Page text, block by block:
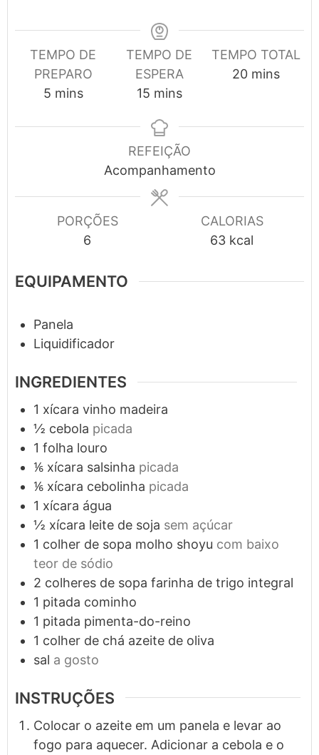
TEMPO DE
PREPARO
5minutes
mins
TEMPO DE
ESPERA
15minutes
mins
TEMPO TOTAL
20minutes
mins
REFEIÇÃO
Acompanhamento
PORÇÕES
6
CALORIAS
63 kcal
EQUIPAMENTO
Panela
Liquidificador
INGREDIENTES
1 xícara vinho madeira
½ cebola picada
1 folha louro
⅙ xícara salsinha picada
⅙ xícara cebolinha picada
1 xícara água
½ xícara leite de soja sem açúcar
1 colher de sopa molho shoyu com baixo
teor de sódio
2 colheres de sopa farinha de trigo integral
1 pitada cominho
1 pitada pimenta-do-reino
1 colher de chá azeite de oliva
sal a gosto
INSTRUÇÕES
Colocar o azeite em um panela e levar ao
fogo para aquecer. Adicionar a cebola e o